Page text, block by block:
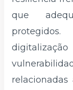
que